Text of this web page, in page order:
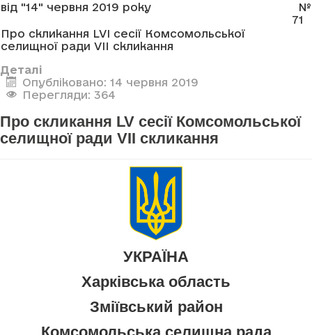
від "14" червня 2019 року
№
71
Про скликання LVI сесії Комсомольської
селищної ради VII скликання
Деталі
Опубліковано: 14 червня 2019
Перегляди: 364
Про скликання LV сесії Комсомольської
селищної ради VII скликання
УКРАЇНА
Харківська область
Зміївський район